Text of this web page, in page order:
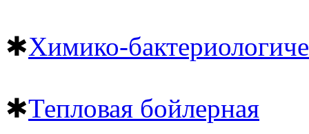
✱Химико-
✱Тепловая бойлерная